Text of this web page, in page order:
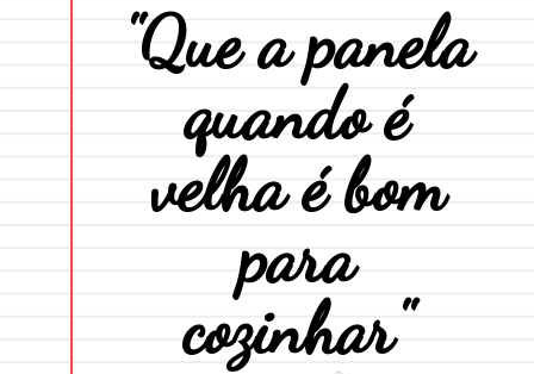
"Que a panela
quando é
velha é bom
para
cozinhar"